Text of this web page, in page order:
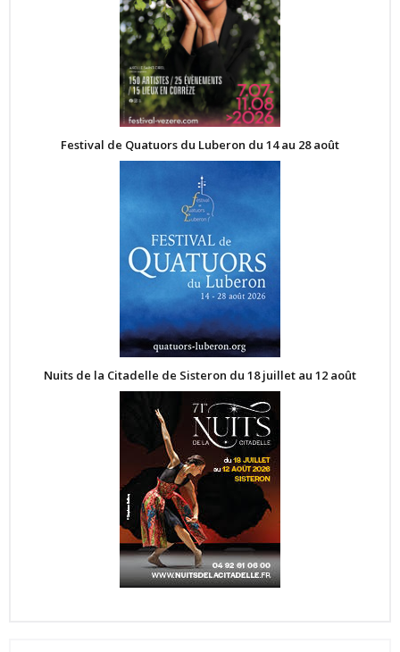
Festival de Quatuors du Luberon du 14 au 28 août
Nuits de la Citadelle de Sisteron du 18 juillet au 12 août